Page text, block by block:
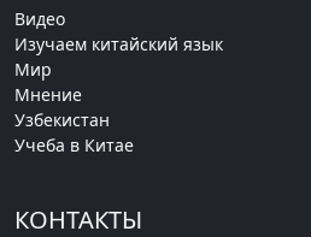
Видео
Изучаем китайский язык
Мир
Мнение
Узбекистан
Учеба в Китае
КОНТАКТЫ